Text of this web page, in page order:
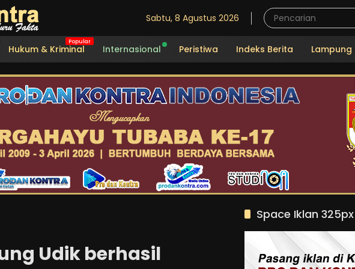
Sabtu, 8 Agustus 2026
Hukum & Kriminal Internasional Peristiwa Indeks Berita Lampung
Udik berhasil
Space Iklan